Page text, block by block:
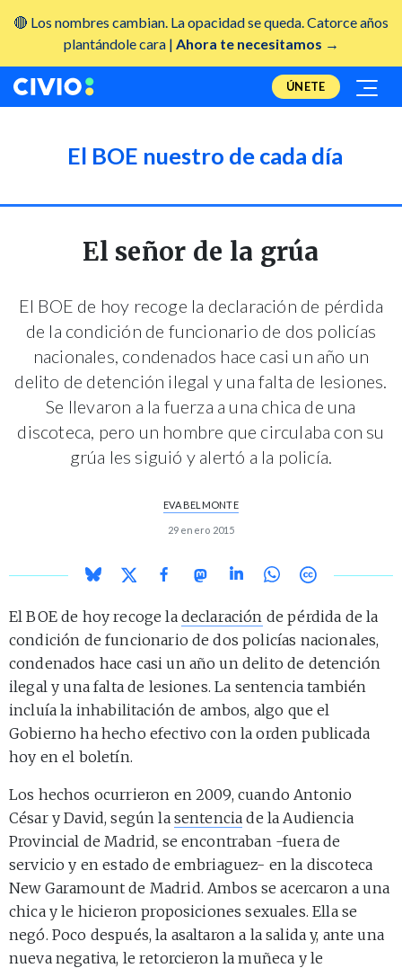
🔴 Los nombres cambian. La opacidad se queda. Catorce años
plantándole cara | Ahora te necesitamos →
ÚNETE
El BOE nuestro de cada día
El señor de la grúa
El BOE de hoy recoge la declaración de pérdida
de la condición de funcionario de dos policías
nacionales, condenados hace casi un año un
delito de detención ilegal y una falta de lesiones.
Se llevaron a la fuerza a una chica de una
discoteca, pero un hombre que circulaba con su
grúa les siguió y alertó a la policía.
EVA BELMONTE
29 enero 2015
El BOE de hoy recoge la declaración de pérdida de la
condición de funcionario de dos policías nacionales,
condenados hace casi un año un delito de detención
ilegal y una falta de lesiones. La sentencia también
incluía la inhabilitación de ambos, algo que el
Gobierno ha hecho efectivo con la orden publicada
hoy en el boletín.
Los hechos ocurrieron en 2009, cuando Antonio
César y David, según la sentencia de la Audiencia
Provincial de Madrid, se encontraban -fuera de
servicio y en estado de embriaguez- en la discoteca
New Garamount de Madrid. Ambos se acercaron a una
chica y le hicieron proposiciones sexuales. Ella se
negó. Poco después, la asaltaron a la salida y, ante una
nueva negativa, le retorcieron la muñeca y le